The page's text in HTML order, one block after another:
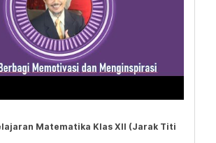
Matematika Klas XII (Jarak Titi